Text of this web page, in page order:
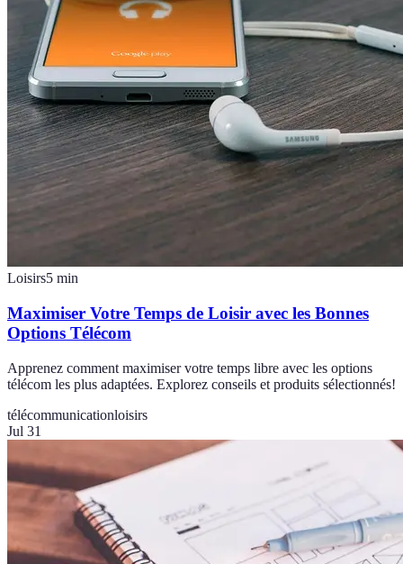
Loisirs5 min
Maximiser Votre Temps de Loisir avec les Bonnes
Options Télécom
Apprenez comment maximiser votre temps libre avec les options
télécom les plus adaptées. Explorez conseils et produits sélectionnés!
télécommunicationloisirs
Jul 31